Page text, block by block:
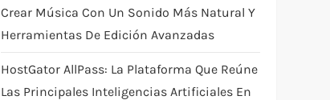
Crear Música Con Un Sonido Más Natural Y
Herramientas De Edición Avanzadas
HostGator AllPass: La Plataforma Que Reúne
Las Principales Inteligencias Artificiales En